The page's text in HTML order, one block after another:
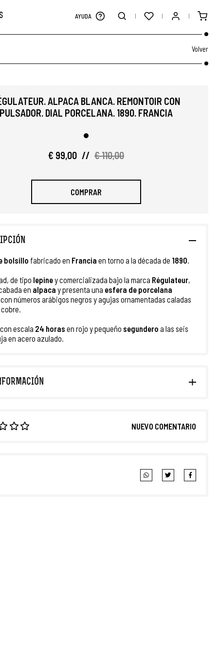
AYUDA
Volver
ALPACA BLANCA. REMONTOIR CON
PULSADOR. DIAL PORCELANA. 1890. FRANCIA
€ 99,00 // € 110,00
COMPRAR
bolsillo fabricado en Francia en torno a la década de 1890.
de tipo lepiney comercializada bajo la marca Régulateur,
en alpaca y presenta una esfera de porcelana
números arábigos negros y agujas ornamentadas caladas
escala 24 horas en rojo y pequeño segundero a las seis
en acero azulado.
NUEVO COMENTARIO